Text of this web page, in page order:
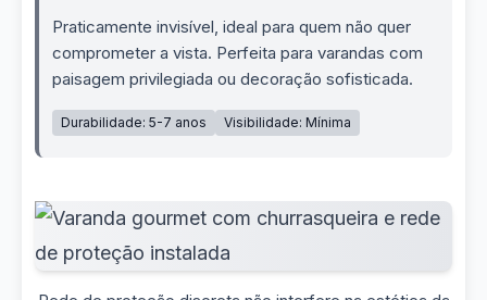
Praticamente invisível, ideal para quem não quer
comprometer a vista. Perfeita para varandas com
paisagem privilegiada ou decoração sofisticada.
Durabilidade: 5-7 anos Visibilidade: Mínima